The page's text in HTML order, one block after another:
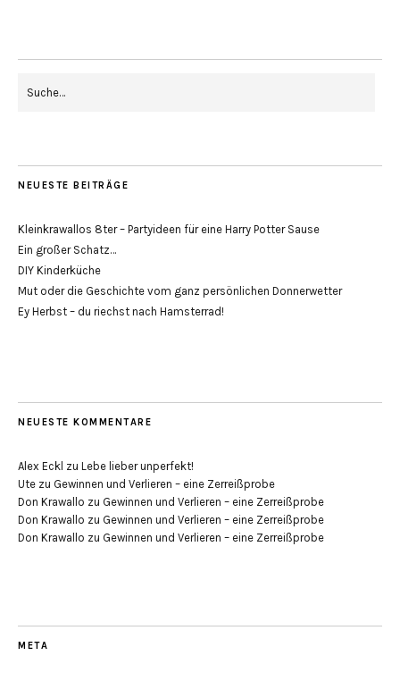
NEUESTE BEITRÄGE
Kleinkrawallos 8ter – Partyideen für eine Harry Potter Sause
Ein großer Schatz…
DIY Kinderküche
Mut oder die Geschichte vom ganz persönlichen Donnerwetter
Ey Herbst – du riechst nach Hamsterrad!
NEUESTE KOMMENTARE
Alex Eckl zu Lebe lieber unperfekt!
Ute zu Gewinnen und Verlieren – eine Zerreißprobe
Don Krawallo zu Gewinnen und Verlieren – eine Zerreißprobe
Don Krawallo zu Gewinnen und Verlieren – eine Zerreißprobe
Don Krawallo zu Gewinnen und Verlieren – eine Zerreißprobe
META